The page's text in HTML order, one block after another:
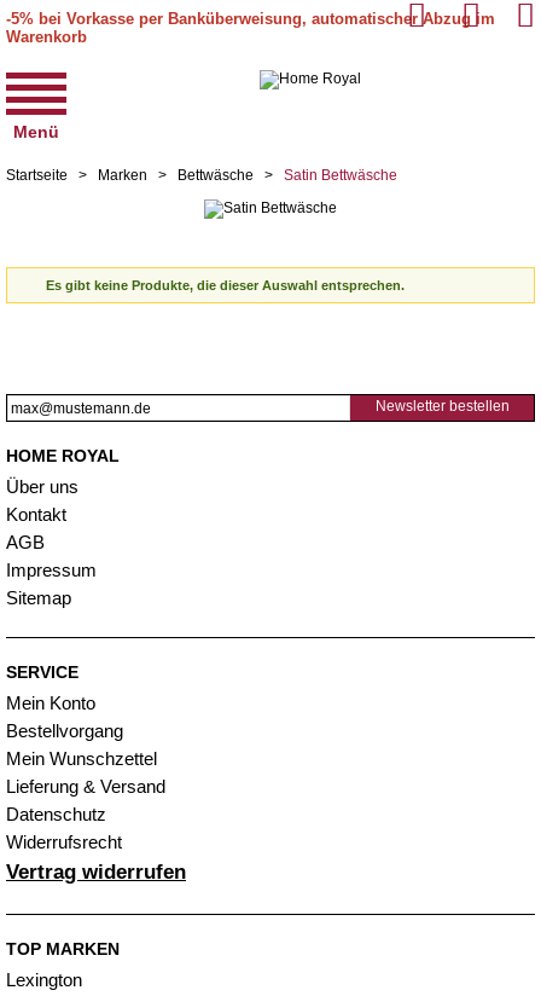
-5% bei Vorkasse per Banküberweisung, automatischer Abzug im
Warenkorb
Menü
Startseite > Marken > Bettwäsche > Satin Bettwäsche
Es gibt keine Produkte, die dieser Auswahl entsprechen.
Newsletter bestellen
HOME ROYAL
Über uns
Kontakt
AGB
Impressum
Sitemap
SERVICE
Mein Konto
Bestellvorgang
Mein Wunschzettel
Lieferung & Versand
Datenschutz
Widerrufsrecht
Vertrag widerrufen
TOP MARKEN
Lexington